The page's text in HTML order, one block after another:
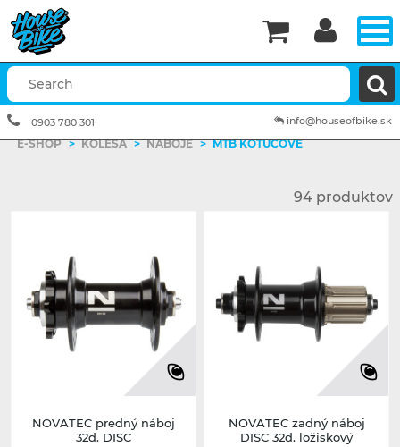
E-SHOP > KOLESÁ > NÁBOJE > MTB KOTÚČOVÉ
94 produktov
NOVATEC predný náboj
32d. DISC
NOVATEC zadný náboj
DISC 32d. ložiskový


info@houseofbike.sk
0903 780 301